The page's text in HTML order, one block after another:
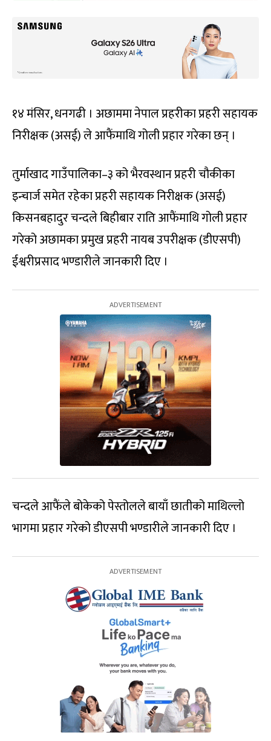
१४ मंसिर, धनगढी । अछाममा नेपाल प्रहरीका प्रहरी सहायक
निरीक्षक (असई) ले आफैंमाथि गोली प्रहार गरेका छन् ।
तुर्माखाद गाउँपालिका–३ को भैरवस्थान प्रहरी चौकीका
इन्चार्ज समेत रहेका प्रहरी सहायक निरीक्षक (असई)
किसनबहादुर चन्दले बिहीबार राति आफैंमाथि गोली प्रहार
गरेको अछामका प्रमुख प्रहरी नायब उपरीक्षक (डीएसपी)
ईश्वरीप्रसाद भण्डारीले जानकारी दिए ।
चन्दले आफैंले बोकेको पेस्तोलले बायाँ छातीको माथिल्लो
भागमा प्रहार गरेको डीएसपी भण्डारीले जानकारी दिए ।